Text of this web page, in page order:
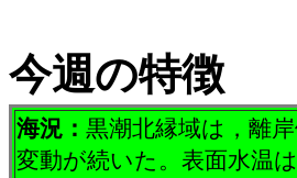
今週の特徴
海況： 黒潮北縁域は，離
変動が続いた。表面水温